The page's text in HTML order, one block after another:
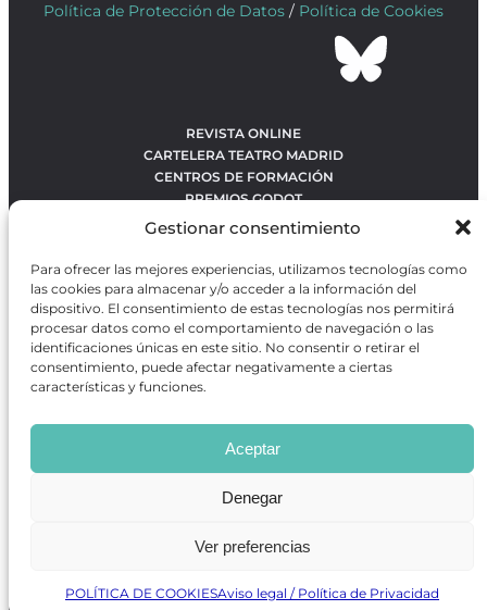
Gestionar consentimiento
Para ofrecer las mejores experiencias, utilizamos tecnologías como
las cookies para almacenar y/o acceder a la información del
dispositivo. El consentimiento de estas tecnologías nos permitirá
procesar datos como el comportamiento de navegación o las
identificaciones únicas en este sitio. No consentir o retirar el
consentimiento, puede afectar negativamente a ciertas
características y funciones.
Aceptar
Denegar
Ver preferencias
POLÍTICA DE COOKIESAviso legal / Política de Privacidad
Política de Protección de Datos / Política de Cookies
REVISTA ONLINE
CARTELERA TEATRO MADRID
CENTROS DE FORMACIÓN
PREMIOS GODOT
CONTACTO
OBRAS MÁS VOTADAS
RANKING MEJORES OBRAS
BÚSQUEDA AVANZADA DE OBRAS
Revista GODOTes una revista independiente especializada
en información sobre artes escénicas de Madrid, gratuita y
que se distribuye en espacios escénicos, además de otros
puntos de interés turístico y de ocio de la capital.
Desarrollado por Precise Future